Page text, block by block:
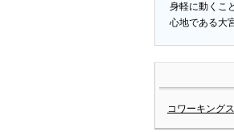
身軽に動くこ
心地である大
コワーキング